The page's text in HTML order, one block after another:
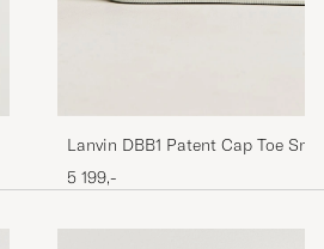
Lanvin DBB1 Patent Cap Toe
5 199,-